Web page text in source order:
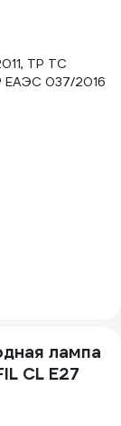
ТР ТС
ЕАЭС 037/2016
лампа
CL E27